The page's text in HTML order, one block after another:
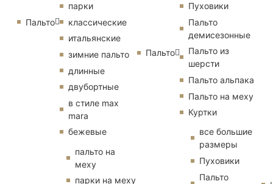
Пальто
парки
классические
итальянские
зимние пальто
длинные
двубортные
в стиле max
mara
бежевые
пальто на
меху
парки на меху
Пальто
Пуховики
Пальто
демисезонные
Пальто из
шерсти
Пальто альпака
Пальто на меху
Куртки
все большие
размеры
Пуховики
Пальто